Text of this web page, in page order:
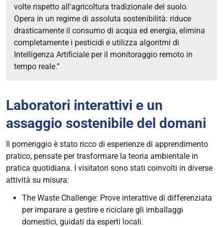
volte rispetto all'agricoltura tradizionale del suolo.
Opera in un regime di assoluta sostenibilità: riduce
drasticamente il consumo di acqua ed energia, elimina
completamente i pesticidi e utilizza algoritmi di
Intelligenza Artificiale per il monitoraggio remoto in
tempo reale.”
Laboratori interattivi e un
assaggio sostenibile del domani
Il pomeriggio è stato ricco di esperienze di apprendimento
pratico, pensate per trasformare la teoria ambientale in
pratica quotidiana. I visitatori sono stati coinvolti in diverse
attività su misura:
The Waste Challenge: Prove interattive di differenziata
per imparare a gestire e riciclare gli imballaggi
domestici, guidati da esperti locali.